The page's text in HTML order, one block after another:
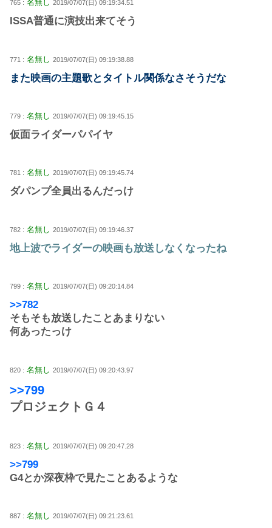
765 : 名無し 2019/07/07(日) 09:19:34.51
ISSA普通に演技出来てそう
771 : 名無し 2019/07/07(日) 09:19:38.88
また映画の主題歌とタイトル関係なさそうだな
779 : 名無し 2019/07/07(日) 09:19:45.15
仮面ライダーパパイヤ
781 : 名無し 2019/07/07(日) 09:19:45.74
ダパンプ全員出るんだっけ
782 : 名無し 2019/07/07(日) 09:19:46.37
地上波でライダーの映画も放送しなくなったね
799 : 名無し 2019/07/07(日) 09:20:14.84
>>782
そもそも放送したことあまりない
何あったっけ
820 : 名無し 2019/07/07(日) 09:20:43.97
>>799
プロジェクトＧ４
823 : 名無し 2019/07/07(日) 09:20:47.28
>>799
G4とか深夜枠で見たことあるような
887 : 名無し 2019/07/07(日) 09:21:23.61